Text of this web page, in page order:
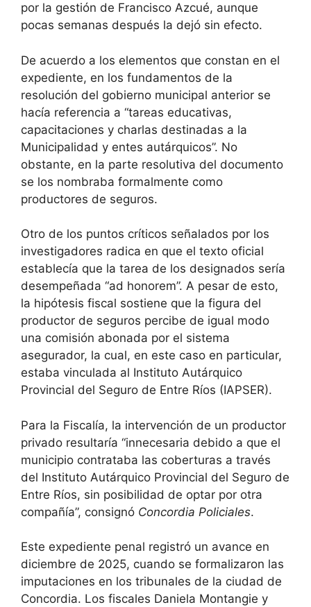
por la gestión de Francisco Azcué, aunque
pocas semanas después la dejó sin efecto.
De acuerdo a los elementos que constan en el
expediente, en los fundamentos de la
resolución del gobierno municipal anterior se
hacía referencia a “tareas educativas,
capacitaciones y charlas destinadas a la
Municipalidad y entes autárquicos”. No
obstante, en la parte resolutiva del documento
se los nombraba formalmente como
productores de seguros.
Otro de los puntos críticos señalados por los
investigadores radica en que el texto oficial
establecía que la tarea de los designados sería
desempeñada “ad honorem”. A pesar de esto,
la hipótesis fiscal sostiene que la figura del
productor de seguros percibe de igual modo
una comisión abonada por el sistema
asegurador, la cual, en este caso en particular,
estaba vinculada al Instituto Autárquico
Provincial del Seguro de Entre Ríos (IAPSER).
Para la Fiscalía, la intervención de un productor
privado resultaría “innecesaria debido a que el
municipio contrataba las coberturas a través
del Instituto Autárquico Provincial del Seguro de
Entre Ríos, sin posibilidad de optar por otra
compañía”, consignó Concordia Policiales.
Este expediente penal registró un avance en
diciembre de 2025, cuando se formalizaron las
imputaciones en los tribunales de la ciudad de
Concordia. Los fiscales Daniela Montangie y